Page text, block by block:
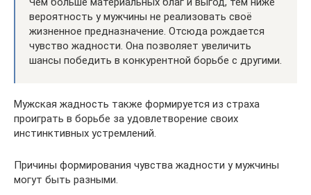
вероятность у мужчины не реализовать своё
жизненное предназначение. Отсюда рождается
чувство жадности. Она позволяет увеличить
шансы победить в конкурентной борьбе с другими.
Мужская жадность также формируется из страха
проиграть в борьбе за удовлетворение своих
инстинктивных устремлений.
Причины формирования чувства жадности у мужчины
могут быть разными.